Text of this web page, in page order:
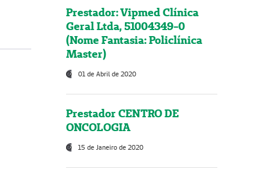
Prestador: Vipmed Clínica
Geral Ltda, 51004349-0
(Nome Fantasia: Policlínica
Master)
01 de Abril de 2020
Prestador CENTRO DE
ONCOLOGIA
15 de Janeiro de 2020